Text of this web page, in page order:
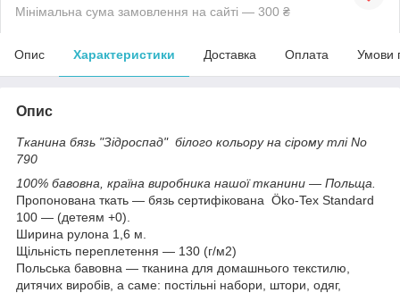
Мінімальна сума замовлення на сайті — 300 ₴
Опис Характеристики Доставка Оплата Умови
Опис
Тканина бязь "Зідроспад" білого кольору на сірому тлі No
790
100% бавовна, країна виробника нашої тканини — Польща.
Пропонована ткать — бязь сертифікована Öko-Tex Standard
100 — (детеям +0).
Ширина рулона 1,6 м.
Щільність переплетення — 130 (г/м2)
Польська бавовна — тканина для домашнього текстилю,
дитячих виробів, а саме: постільні набори, штори, одяг,